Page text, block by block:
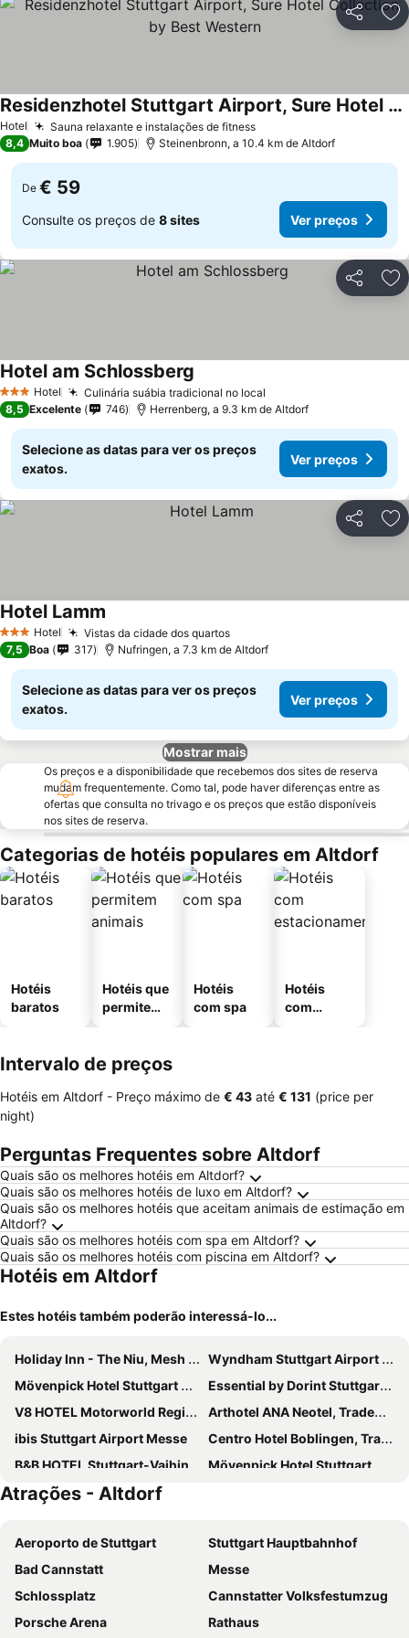
Partilhar
Hotel Sauna relaxante e instalações de fitnessVer preços
Residenzhotel Stuttgart Airport, Sure Hotel Collection by Best Western
Ver preços
8,4 Muito boa 1.905 Steinenbronn, a 10.4 km de Altdorf
De € 59
Consulte os preços de 8 sites Ver preços
Partilhar
3 EstrelasHotel Culinária suábia tradicional no local
Hotel am Schlossberg
8,5 Excelente 746 Herrenberg, a 9.3 km de Altdorf
Selecione as datas para ver os preços
exatos.
Ver preços
Partilhar
3 EstrelasHotel Vistas da cidade dos quartosVer preços
Hotel Lamm
7,5 Boa 317 Nufringen, a 7.3 km de Altdorf
Selecione as datas para ver os preços
exatos.
Ver preços
Mostrar mais
Os preços e a disponibilidade que recebemos dos sites de reserva
mudam frequentemente. Como tal, pode haver diferenças entre as
ofertas que consulta no trivago e os preços que estão disponíveis
nos sites de reserva.
Categorias de hotéis populares em Altdorf
Hotéis
baratos
Hotéis que
permitem
Hotéis
com spa
Hotéis
com
Intervalo de preços
Hotéis em Altdorf - Preço máximo de ‎€ 43 até ‎€ 131 (price per
night)
Perguntas Frequentes sobre Altdorf
Quais são os melhores hotéis em Altdorf?
Quais são os melhores hotéis de luxo em Altdorf?
Quais são os melhores hotéis que aceitam animais de estimação em
Altdorf?
Quais são os melhores hotéis com spa em Altdorf?
Quais são os melhores hotéis com piscina em Altdorf?
Hotéis em Altdorf
Estes hotéis também poderão interessá-lo...
Holiday Inn - The Niu, Mesh Stuttgart Messe By Ihg
Wyndham Stuttgart Airport Messe
Mövenpick Hotel Stuttgart Airport
Essential by Dorint Stuttgart-Airport
V8 HOTEL Motorworld Region Stuttgart
Arthotel ANA Neotel, Trademark Collection by Wyndham
ibis Stuttgart Airport Messe
Centro Hotel Boblingen, Trademark Collection by Wyndham
B&B HOTEL Stuttgart-Vaihingen
Mövenpick Hotel Stuttgart Messe & Congress
NH Stuttgart Airport
ibis Styles Stuttgart Vaihingen
PLAZA INN Stuttgart Airport Messe
Residenzhotel Stuttgart Airport, Sure Hotel Collection by Best Western
Airport Hotel Stetten
Vienna House Easy by Wyndham Stuttgart
Premier Inn Stuttgart Airport
Hotel & Restaurant Zum Reussenstein
B&B Hotel Böblingen
Atrações - Altdorf
Aeroporto de Stuttgart
Stuttgart Hauptbahnhof
Bad Cannstatt
Messe
Schlossplatz
Cannstatter Volksfestumzug
Porsche Arena
Rathaus